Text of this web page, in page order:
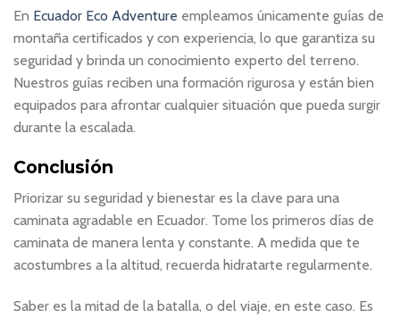
En Ecuador Eco Adventure empleamos únicamente guías de
montaña certificados y con experiencia, lo que garantiza su
seguridad y brinda un conocimiento experto del terreno.
Nuestros guías reciben una formación rigurosa y están bien
equipados para afrontar cualquier situación que pueda surgir
durante la escalada.
Conclusión
Priorizar su seguridad y bienestar es la clave para una
caminata agradable en Ecuador. Tome los primeros días de
caminata de manera lenta y constante. A medida que te
acostumbres a la altitud, recuerda hidratarte regularmente.
Saber es la mitad de la batalla, o del viaje, en este caso. Es